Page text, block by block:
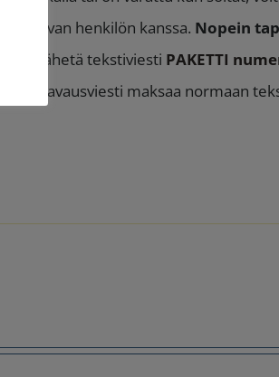
olevan henkilön kanssa. Nopein
Lähetä tekstiviesti PAKETTI
avausviesti maksaa normaan